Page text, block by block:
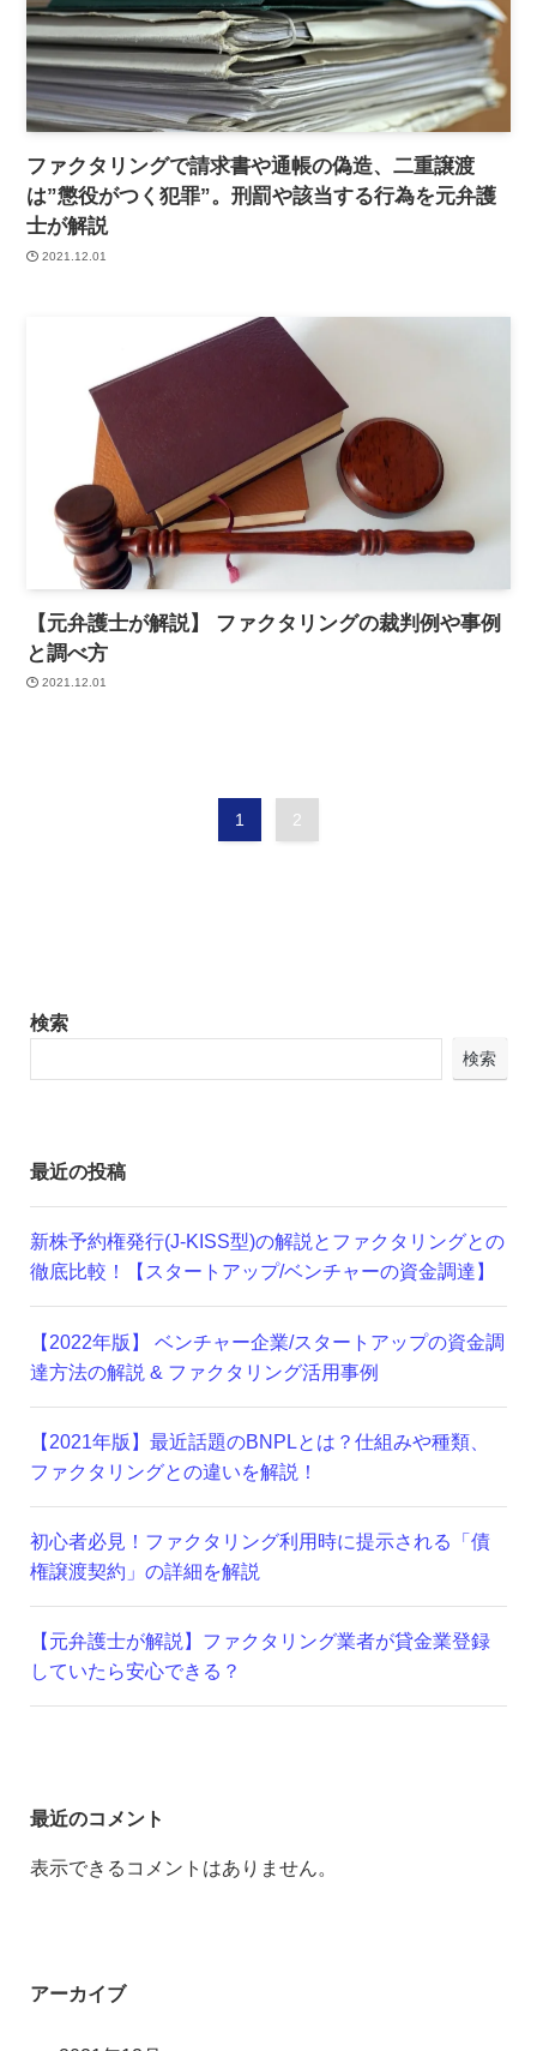
ファクタリングで請求書や通帳の偽造、二重譲渡
は”懲役がつく犯罪”。刑罰や該当する行為を元弁護
士が解説
2021.12.01
【元弁護士が解説】 ファクタリングの裁判例や事例
と調べ方
2021.12.01
1 2
検索
検索
最近の投稿
新株予約権発行(J-KISS型)の解説とファクタリングとの
徹底比較！【スタートアップ/ベンチャーの資金調達】
【2022年版】 ベンチャー企業/スタートアップの資金調
達方法の解説 & ファクタリング活用事例
【2021年版】最近話題のBNPLとは？仕組みや種類、
ファクタリングとの違いを解説！
初心者必見！ファクタリング利用時に提示される「債
権譲渡契約」の詳細を解説
【元弁護士が解説】ファクタリング業者が貸金業登録
していたら安心できる？
最近のコメント
表示できるコメントはありません。
アーカイブ